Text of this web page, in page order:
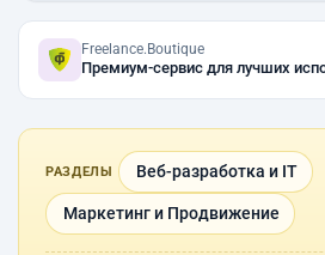
Freelance.Boutique
Премиум-сервис для лучших
РАЗДЕЛЫ Веб-разработка и IT
Маркетинг и Продвижение